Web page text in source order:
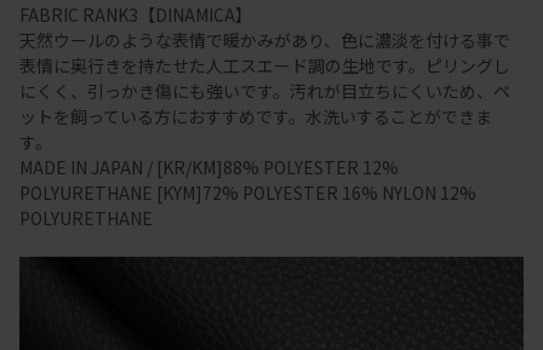
FABRIC RANK3【DINAMICA】
天然ウールのような表情で暖かみがあり、色に濃淡を付ける事で
表情に奥行きを持たせた人工スエード調の生地です。ピリングし
にくく、引っかき傷にも強いです。汚れが目立ちにくいため、ペ
ットを飼っている方におすすめです。水洗いすることができま
す。
MADE IN JAPAN / [KR/KM]88% POLYESTER 12%
POLYURETHANE [KYM]72% POLYESTER 16% NYLON 12%
POLYURETHANE